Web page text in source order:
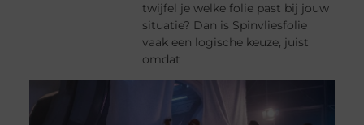
twijfel je welke folie past bij jouw
situatie? Dan is Spinvliesfolie
vaak een logische keuze, juist
omdat